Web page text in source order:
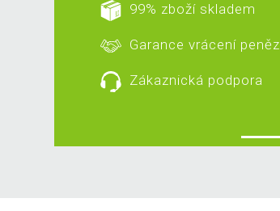
99% zboží skladem
Garance vrácení peněz
Zákaznická podpora